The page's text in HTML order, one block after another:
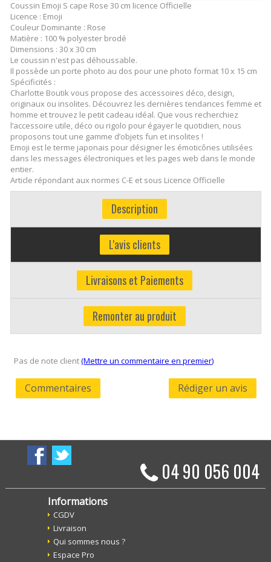
Coussin Emoji S cape Rose 30 cm licence Officielle
Licence : Emoji
Couleur Dominante : Rose
Matière : 100 % polyester brodé
Dimensions : 30 x 30 cm
Le coussin n'est pas déhoussable.
Il possède un porte photo au dos pour une photo format 10 x 15 cm
Spécificités :
Charlotte Boutik vous propose des accessoires déco, design,
originaux ou insolites. Découvrez les dernières tendances femme et
homme et trouvez le petit cadeau idéal. Que vous recherchiez
l’accessoire utile, déco ou rigolo pour égayer le quotidien, nous
proposons tout une gamme d’objets fun et insolites !
Emoji est le terme japonais pour désigner les émoticônes utilisées
dans les messages électroniques et les pages web dans le monde
entier.
Article répondant aux normes C-E et sous Licence Officielle
Description
L'avis clients
Livraisons et Paiements
Remonter au produit
Pas de note client(Mettre un commentaire en premier)
Commentaires Rédiger un avis
04 90 056 004
Informations
CGDV
Livraison
Qui sommes nous ?
Espace Pro